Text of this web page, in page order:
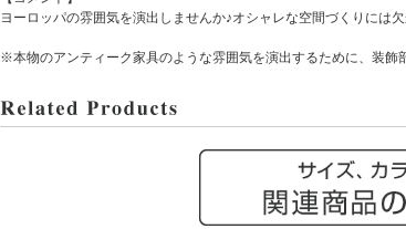
ヨーロッパの雰囲気を演出しませんか♪オシャレな空間づくりには
※本物のアンティーク家具のような雰囲気を演出するために、装飾